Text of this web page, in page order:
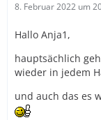
8. Februar 2022 um
Hallo Anja1,
hauptsächlich
wieder in jedem
und auch das es